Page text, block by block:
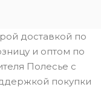
доставкой по
и оптом по
Полесье с
покупки